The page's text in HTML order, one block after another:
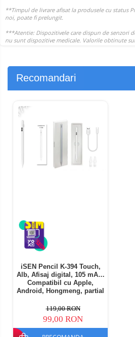
Recomandari
-17%
iSEN Pencil K-394 Touch,
Alb, Afisaj digital, 105 mAh,
Compatibil cu Apple,
Android, Hongmeng, partial
119,00 RON
99,00 RON